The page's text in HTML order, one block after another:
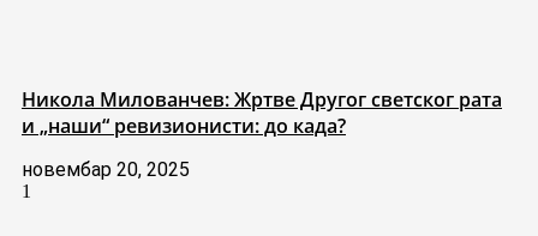
Никола Милованчев: Жртве Другог светског рата
и „наши“ ревизионисти: до када?
новембар 20, 2025